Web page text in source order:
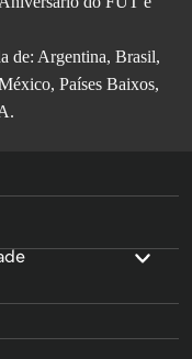
de: Argentina, Brasil,
Países Baixos,